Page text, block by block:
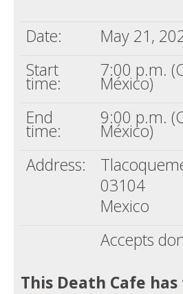
Date:
May 21,
Start
time:
7:00 p.m.
México)
End
time:
9:00 p.m.
México)
Address:
03104
Mexico
Accepts
This Death Cafe